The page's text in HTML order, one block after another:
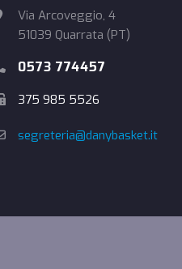
Via Arcoveggio, 4
51039 Quarrata (PT)
0573 774457
375 985 5526
segreteria@danybasket.it